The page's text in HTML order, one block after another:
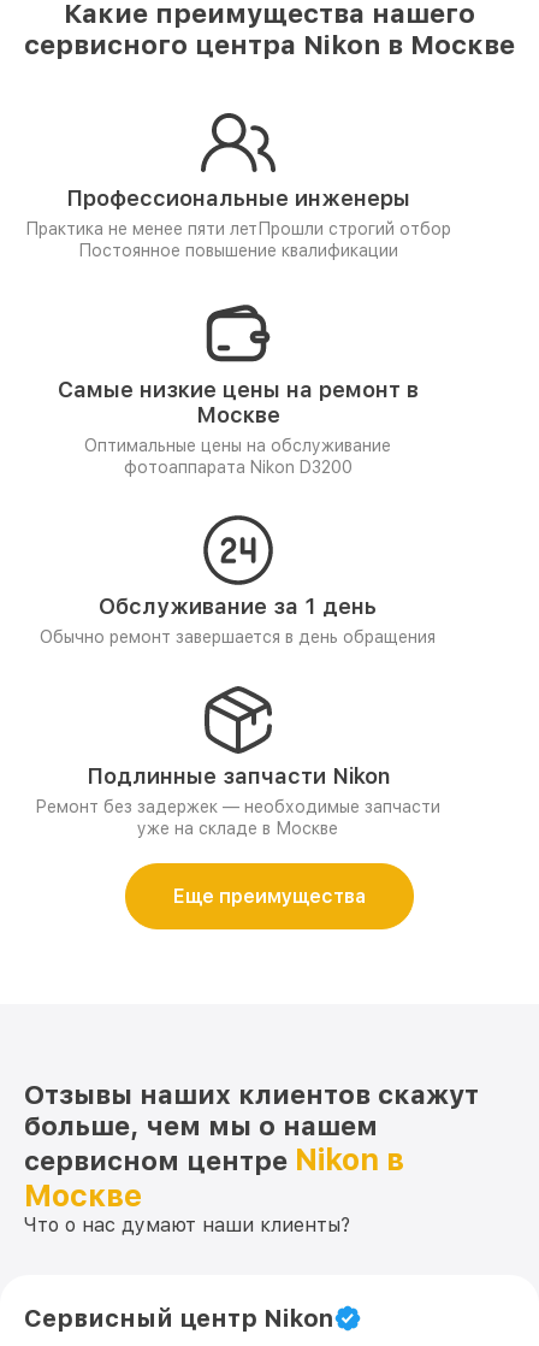
Какие преимущества нашего
сервисного центра Nikon в Москве
Профессиональные инженеры
Практика не менее пяти лет Прошли строгий отбор
Постоянное повышение квалификации
Самые низкие цены на ремонт в
Москве
Оптимальные цены на обслуживание
фотоаппарата Nikon D3200
Обслуживание за 1 день
Обычно ремонт завершается в день обращения
Подлинные запчасти Nikon
Ремонт без задержек — необходимые запчасти
уже на складе в Москве
Еще преимущества
Отзывы наших клиентов скажут
больше, чем мы о нашем
сервисном центре Nikon в
Москве
Что о нас думают наши клиенты?
Сервисный центр Nikon